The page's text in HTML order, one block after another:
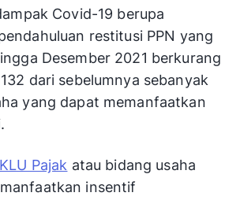
Covid-19 berupa
restitusi PPN yang
Desember 2021 berkurang
dari sebelumnya sebanyak
yang dapat memanfaatkan
KLU Pajak atau bidang usaha
insentif